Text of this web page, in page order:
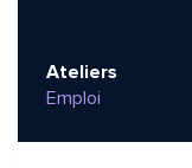
Ateliers
Emploi